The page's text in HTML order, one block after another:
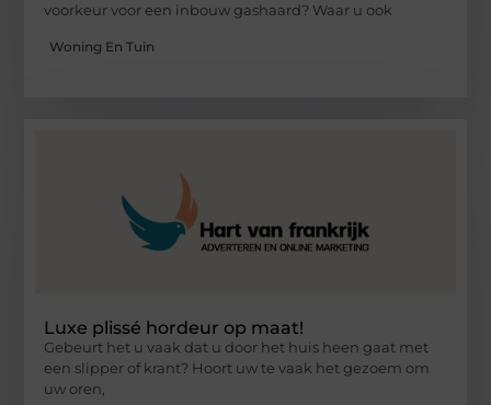
voorkeur voor een inbouw gashaard? Waar u ook
Woning En Tuin
Luxe plissé hordeur op maat!
Gebeurt het u vaak dat u door het huis heen gaat met
een slipper of krant? Hoort uw te vaak het gezoem om
uw oren,